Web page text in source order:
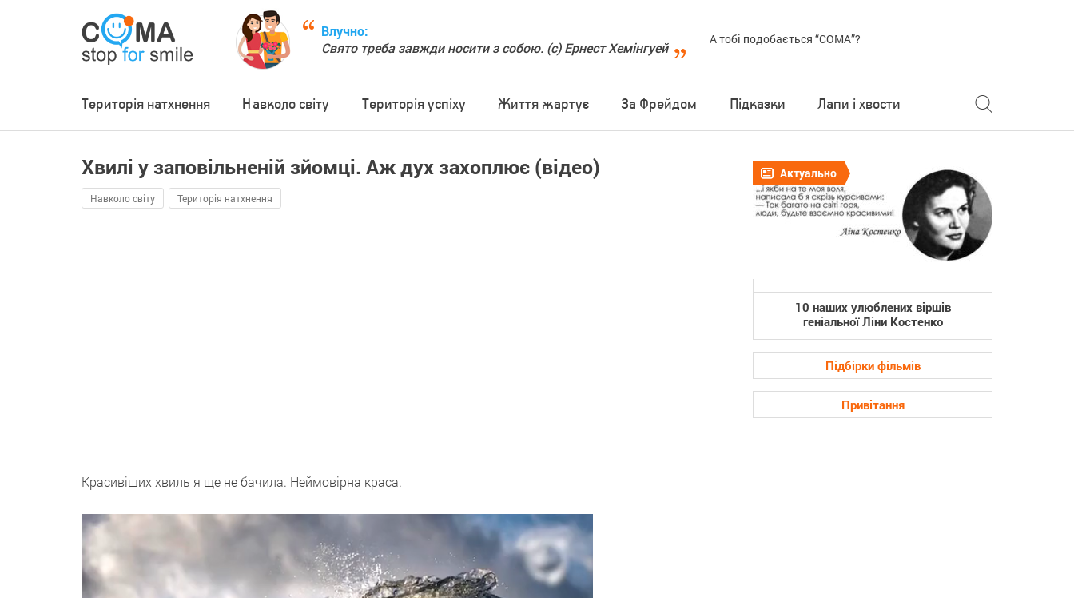
Влучно:
Свято треба завжди носити з собою. (с) Ернест Хемінгуей
А тобі подобається “COMA”?
Територія натхнення Навколо світу Територія успіху Життя жартує За Фрейдом Підказки Лапи і хвости
Хвилі у заповільненій зйомці. Аж дух захоплює (відео)
Навколо світу Територія натхнення
Красивіших хвиль я ще не бачила. Неймовірна краса.
Відеопрогравач
Актуально
10 наших улюблених віршів
геніальної Ліни Костенко
Підбірки фільмів
Привітання